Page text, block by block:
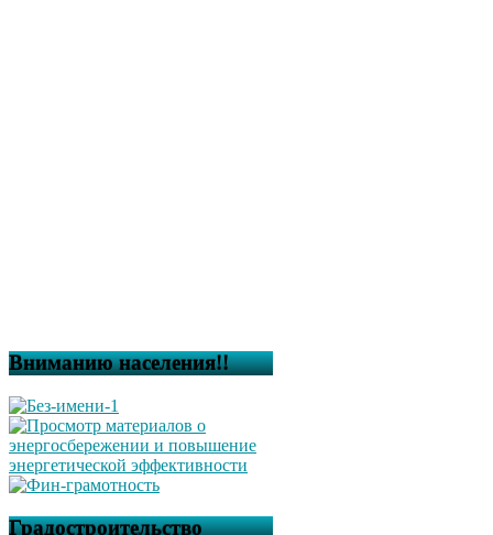
Вниманию населения!!
Градостроительство